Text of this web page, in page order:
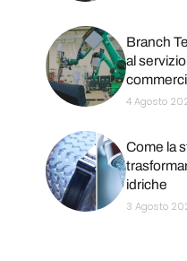
Branch
al
4 Agosto
Come la
idriche
3 Agosto